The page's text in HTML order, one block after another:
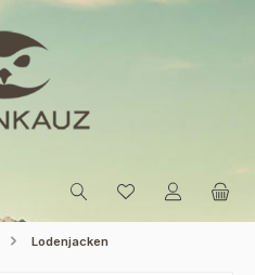
Lodenjacken